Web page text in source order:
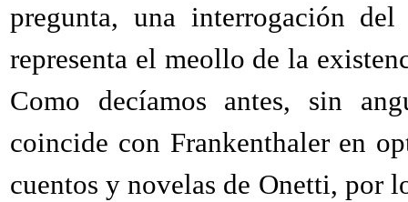
pregunta, una interrogación
representa el meollo de la
Como decíamos antes, sin
coincide con Frankenthaler en
cuentos y novelas de Onetti, por